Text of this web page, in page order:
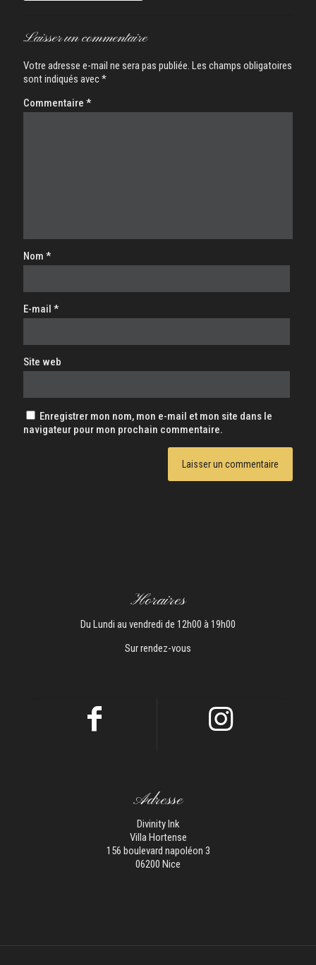
Laisser un commentaire
Votre adresse e-mail ne sera pas publiée. Les champs obligatoires
sont indiqués avec*
Commentaire *
Nom *
E-mail *
Site web
Enregistrer mon nom, mon e-mail et mon site dans le
navigateur pour mon prochain commentaire.
Horaires
Du Lundi au vendredi de 12h00 à 19h00
Sur rendez-vous
Adresse
Divinity Ink
Villa Hortense
156 boulevard napoléon 3
06200 Nice